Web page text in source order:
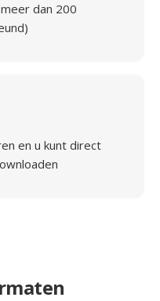
dan 200
en u kunt direct